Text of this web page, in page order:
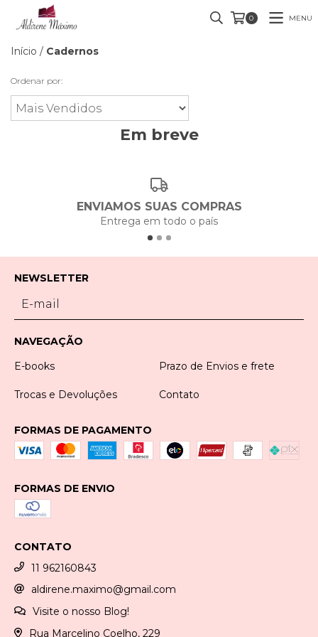
0 MENU
Início / Cadernos
Ordenar por:
Em breve
ENVIAMOS SUAS COMPRAS
Entrega em todo o país
NEWSLETTER
NAVEGAÇÃO
E-books
Prazo de Envios e frete
Trocas e Devoluções Contato
FORMAS DE PAGAMENTO
FORMAS DE ENVIO
CONTATO
11 962160843
aldirene.maximo@gmail.com
Visite o nosso Blog!
Rua Marcelino Coelho, 229